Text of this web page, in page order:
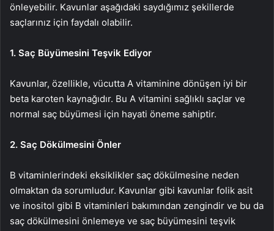
önleyebilir. Kavunlar aşağıdaki saydığımız şekillerde
saçlarınız için faydalı olabilir.
1. Saç Büyümesini Teşvik Ediyor
Kavunlar, özellikle, vücutta A vitaminine dönüşen iyi bir
beta karoten kaynağıdır. Bu A vitamini sağlıklı saçlar ve
normal saç büyümesi için hayati öneme sahiptir.
2. Saç Dökülmesini Önler
B vitaminlerindeki eksiklikler saç dökülmesine neden
olmaktan da sorumludur. Kavunlar gibi kavunlar folik asit
ve inositol gibi B vitaminleri bakımından zengindir ve bu da
saç dökülmesini önlemeye ve saç büyümesini teşvik